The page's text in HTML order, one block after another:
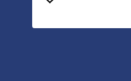
Temps de lecture